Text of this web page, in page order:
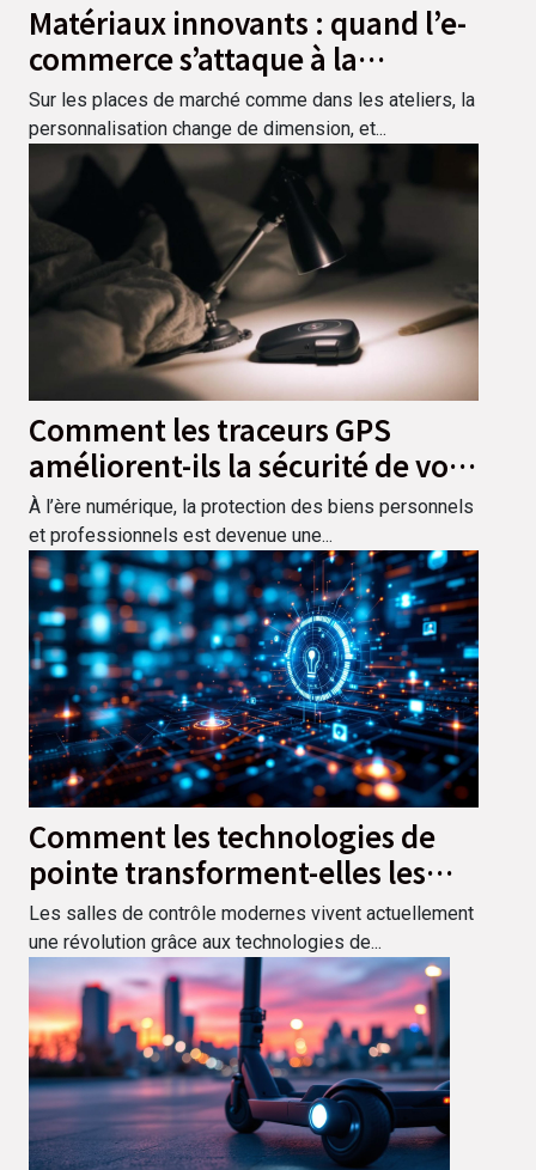
Matériaux innovants : quand l’e-
commerce s’attaque à la
personnalisation
Sur les places de marché comme dans les ateliers, la
personnalisation change de dimension, et...
Comment les traceurs GPS
améliorent-ils la sécurité de vos
biens ?
À l’ère numérique, la protection des biens personnels
et professionnels est devenue une...
Comment les technologies de
pointe transforment-elles les
salles de contrôle modernes ?
Les salles de contrôle modernes vivent actuellement
une révolution grâce aux technologies de...